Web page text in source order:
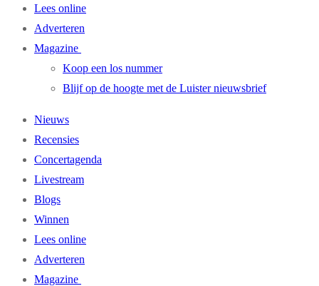
Lees online
Adverteren
Magazine
Koop een los nummer
Blijf op de hoogte met de Luister nieuwsbrief
Nieuws
Recensies
Concertagenda
Livestream
Blogs
Winnen
Lees online
Adverteren
Magazine